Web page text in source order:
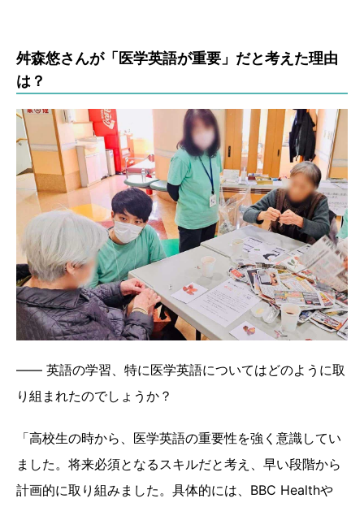
舛森悠さんが「医学英語が重要」だと考えた理由
は？
―― 英語の学習、特に医学英語についてはどのように取
り組まれたのでしょうか？
「高校生の時から、医学英語の重要性を強く意識してい
ました。将来必須となるスキルだと考え、早い段階から
計画的に取り組みました。具体的には、BBC Healthや